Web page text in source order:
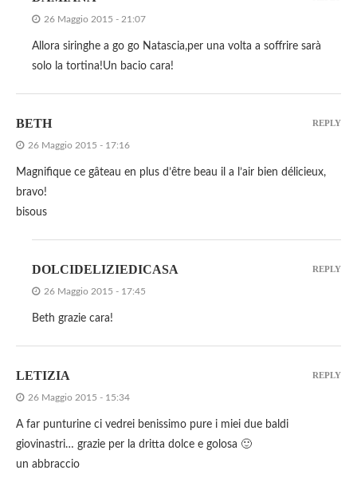
26 Maggio 2015 - 21:07
Allora siringhe a go go Natascia,per una volta a soffrire sarà
solo la tortina!Un bacio cara!
BETH
26 Maggio 2015 - 17:16
Magnifique ce gâteau en plus d’être beau il a l’air bien délicieux,
bravo!
bisous
REPLY
DOLCIDELIZIEDICASA
26 Maggio 2015 - 17:45
Beth grazie cara!
REPLY
LETIZIA
26 Maggio 2015 - 15:34
A far punturine ci vedrei benissimo pure i miei due baldi
giovinastri… grazie per la dritta dolce e golosa 🙂
un abbraccio
REPLY